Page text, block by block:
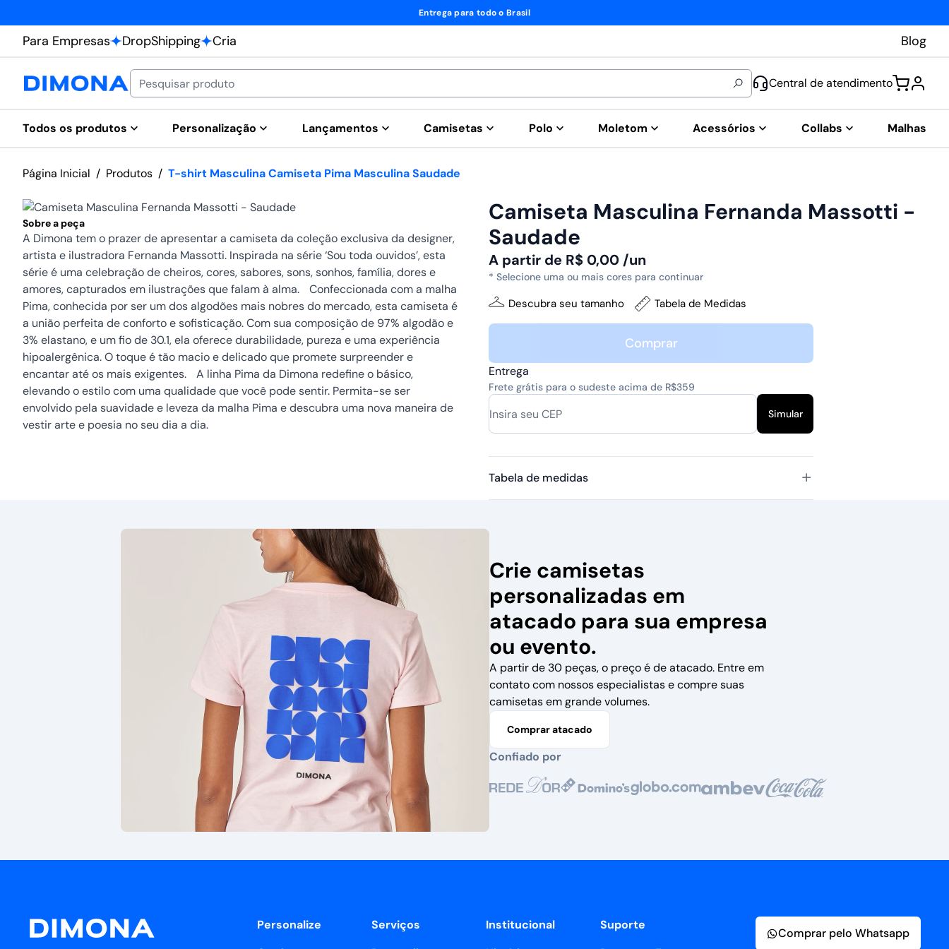
Fábrica própria
Para Empresas DropShipping Cria Blog
Central de atendimento
Todos os produtos Personalização Lançamentos Camisetas Polo Moletom Acessórios Collabs Malhas
Página Inicial / Produtos / T-shirt Masculina Camiseta Pima Masculina Saudade
Sobre a peça
A Dimona tem o prazer de apresentar a camiseta da coleção exclusiva da designer,
artista e ilustradora Fernanda Massotti. Inspirada na série ‘Sou toda ouvidos’, esta
série é uma celebração de cheiros, cores, sabores, sons, sonhos, família, dores e
amores, capturados em ilustrações que falam à alma. Confeccionada com a malha
Pima, conhecida por ser um dos algodões mais nobres do mercado, esta camiseta é
a união perfeita de conforto e sofisticação. Com sua composição de 97% algodão e
3% elastano, e um fio de 30.1, ela oferece durabilidade, pureza e uma experiência
hipoalergênica. O toque é tão macio e delicado que promete surpreender e
encantar até os mais exigentes. A linha Pima da Dimona redefine o básico,
elevando o estilo com uma qualidade que você pode sentir. Permita-se ser
envolvido pela suavidade e leveza da malha Pima e descubra uma nova maneira de
vestir arte e poesia no seu dia a dia.
Camiseta Masculina Fernanda Massotti -
Saudade
A partir de R$ 0,00 /un
* Selecione uma ou mais cores para continuar
Descubra seu tamanho Tabela de Medidas
Comprar
Entrega
Frete grátis para o sudeste acima de R$359
Simular
Tabela de medidas
Crie camisetas
personalizadas em
atacado para sua empresa
ou evento.
A partir de 30 peças, o preço é de atacado. Entre em
contato com nossos especialistas e compre suas
camisetas em grande volumes.
Comprar atacado
Confiado por
Personalize
Serviços
Institucional
Suporte
Comprar pelo Whatsapp